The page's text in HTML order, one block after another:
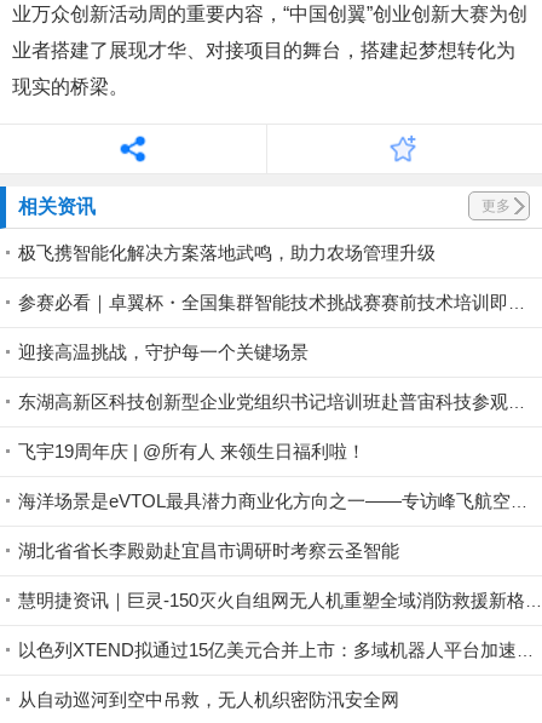
业万众创新活动周的重要内容，“中国创翼”创业创新大赛为创
业者搭建了展现才华、对接项目的舞台，搭建起梦想转化为
现实的桥梁。
相关资讯 更多
极飞携智能化解决方案落地武鸣，助力农场管理升级
迎接高温挑战，守护每一个关键场景
飞宇19周年庆 | @所有人 来领生日福利啦！
湖北省省长李殿勋赴宜昌市调研时考察云圣智能
从自动巡河到空中吊救，无人机织密防汛安全网